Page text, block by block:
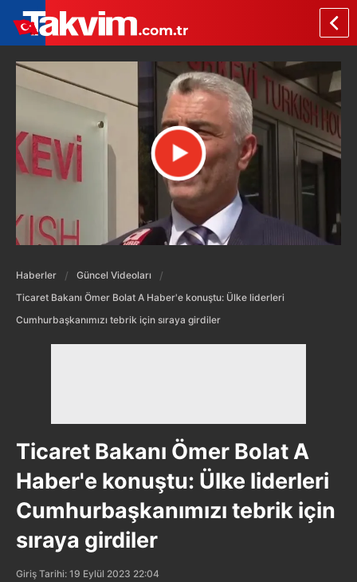
Haberler
Güncel Videoları
Ticaret Bakanı Ömer Bolat A Haber'e konuştu: Ülke liderleri
Cumhurbaşkanımızı tebrik için sıraya girdiler
Ticaret Bakanı Ömer Bolat A
Haber'e konuştu: Ülke liderleri
Cumhurbaşkanımızı tebrik için
sıraya girdiler
Giriş Tarihi: 19 Eylül 2023 22:04